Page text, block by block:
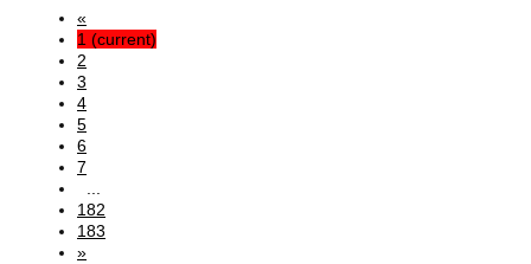
«
1 (current)
2
3
4
5
6
7
182
183
»